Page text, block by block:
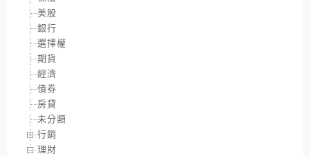
美股
銀行
選擇權
期貨
經濟
債券
房貸
未分類
行銷
理財